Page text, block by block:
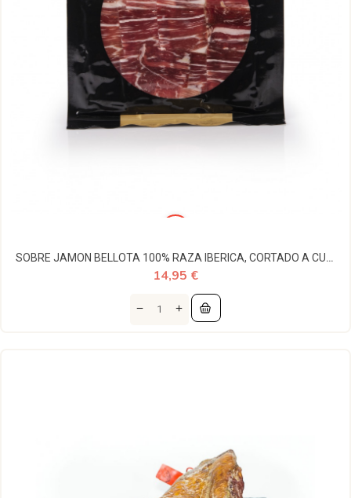
SOBRE JAMON BELLOTA 100% RAZA IBERICA, CORTADO A CUCHILLO 100 GR
14,95 €